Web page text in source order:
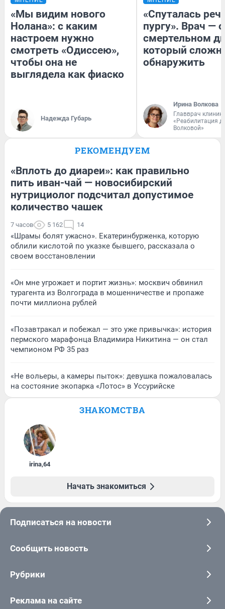
«Мы видим нового
Нолана»: с каким
настроем нужно
смотреть «Одиссею»,
чтобы она не
выглядела как фиаско
Надежда Губарь
«Спуталась
пургу». Врач — о
смертельном
который
обнаружить
Ирина Волкова
Главврач
«Реабилитация
Волковой»
РЕКОМЕНДУЕМ
«Вплоть до диареи»: как правильно
пить иван-чай — новосибирский
нутрициолог подсчитал допустимое
количество чашек
7 часов 5 162 14
«Шрамы болят ужасно». Екатеринбурженка, которую
облили кислотой по указке бывшего, рассказала о
своем восстановлении
«Он мне угрожает и портит жизнь»: москвич обвинил
турагента из Волгограда в мошенничестве и пропаже
почти миллиона рублей
«Позавтракал и побежал — это уже привычка»: история
пермского марафонца Владимира Никитина — он стал
чемпионом РФ 35 раз
«Не вольеры, а камеры пыток»: девушка пожаловалась
на состояние экопарка «Лотос» в Уссурийске
ЗНАКОМСТВА
irina,64
Начать знакомиться
Подписаться на новости
Сообщить новость
Рубрики
Реклама на сайте